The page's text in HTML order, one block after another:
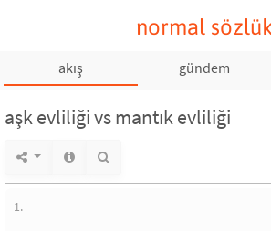
normal sözlük
akış gündem
aşk evliliği vs mantık evliliği
1.